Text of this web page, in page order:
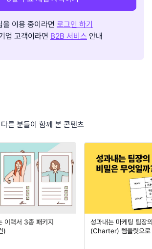
을 이용 중이라면 로그인 하기
업 고객이라면 B2B 서비스 안내
다른 분들이 함께 본 콘텐츠
이력서 3종 패키지
)
성과내는 마케팅 팀장
(Charter) 템플릿으로